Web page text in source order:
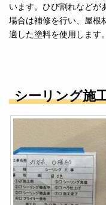
います。ひび割れなどが
場合は補修を行い、屋根
適した塗料を使用します。
シーリング施